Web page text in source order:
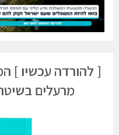
[ להורדה עכשיו ]
מרעלים